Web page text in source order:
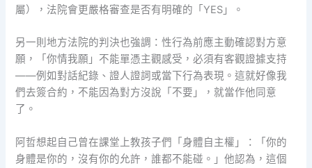
屬），法院會更嚴格審查是否有明確的「YES」。
另一則地方法院的判決也強調：性行為前應主動確認對方意
願，「你情我願」不能單憑主觀感受，必須有客觀證據支持
——例如對話紀錄、證人證詞或當下行為表現。這就好像我
們去簽合約，不能因為對方沒說「不要」，就當作他同意
了。
阿哲想起自己曾在課堂上教孩子們「身體自主權」：「你的
身體是你的，沒有你的允許，誰都不能碰。」他認為，這個